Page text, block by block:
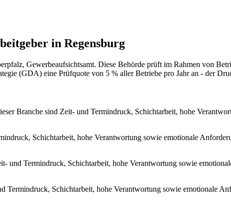
in Regensburg
Gewerbeaufsichtsamt. Diese Behörde prüft im Rahmen von
(GDA) eine Prüfquote von 5 % aller Betriebe pro Jahr an - der
Branche sind Zeit- und Termindruck, Schichtarbeit, hohe
Schichtarbeit, hohe Verantwortung sowie emotionale
und Termindruck, Schichtarbeit, hohe Verantwortung sowie
Termindruck, Schichtarbeit, hohe Verantwortung sowie emotionale